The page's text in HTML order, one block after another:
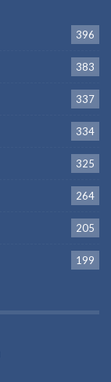
396
383
337
334
325
264
205
199